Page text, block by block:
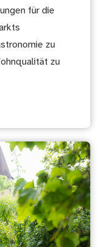
für die
zu
zu